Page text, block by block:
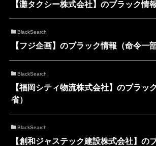
【灘タクシー株式会社】のブラック情
BlackSearch
【フジ企画】のブラック情報（命令一
BlackSearch
【福岡シティ物流株式会社】のブラッ
省）
BlackSearch
【創和ジャステック建設株式会社】の